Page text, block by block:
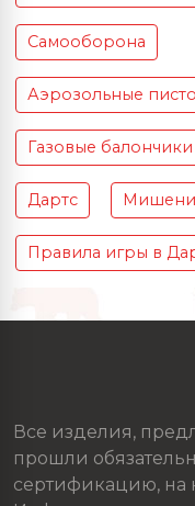
Самооборона
Аэрозольные
Газовые балончики
Дартс Мишени
Правила игры в
Все изделия,
прошли
сертификацию, на